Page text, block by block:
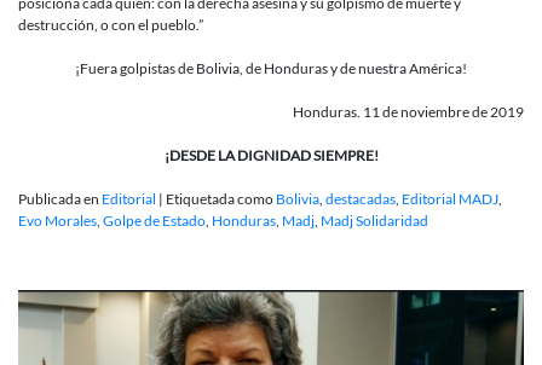
destrucción, o con el pueblo.”
¡Fuera golpistas de Bolivia, de Honduras y de nuestra América!
Honduras. 11 de noviembre de 2019
¡DESDE LA DIGNIDAD SIEMPRE!
Publicada en Editorial | Etiquetada como Bolivia destacadas Editorial MADJ
Evo Morales Golpe de Estado Honduras Madj Madj Solidaridad